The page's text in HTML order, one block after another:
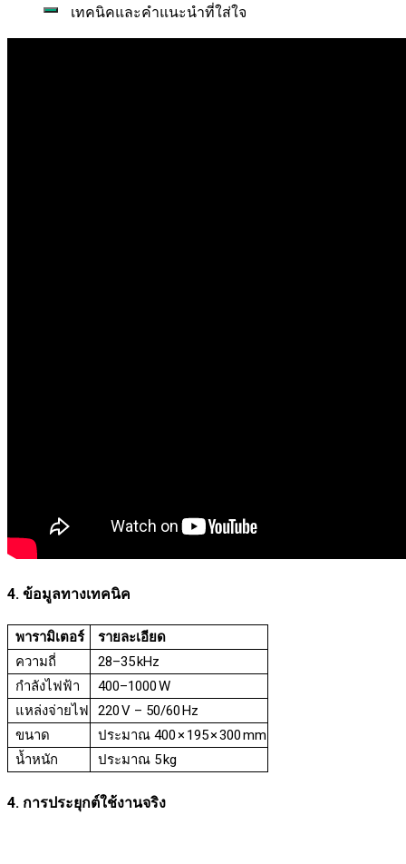
เทคนิคและคำแนะนำที่ใส่ใจ
4. ข้อมูลทางเทคนิค
พารามิเตอร์
รายละเอียด
ความถี่
28–35 kHz
กำลังไฟฟ้า
400–1000 W
แหล่งจ่ายไฟ
220 V – 50/60 Hz
ขนาด
ประมาณ 400 × 195 × 300 mm
น้ำหนัก
ประมาณ 5 kg
4. การประยุกต์ใช้งานจริง